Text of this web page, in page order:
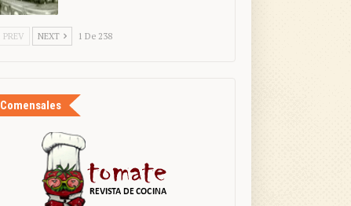
PREV NEXT 1 De 238
Comensales